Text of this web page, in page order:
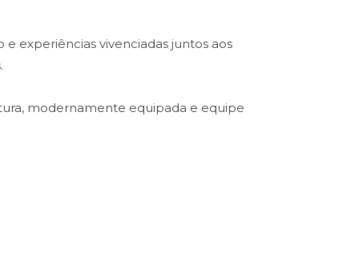
experiências vivenciadas juntos aos
modernamente equipada e equipe